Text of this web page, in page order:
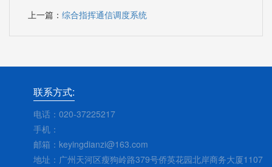
上一篇： 综合指挥通信调度系统
联系方式:
电话：020-37225217
手机：
邮箱：keyingdianzi@163.com
地址：广州天河区瘦狗岭路379号侨英花园北岸商务大厦1107